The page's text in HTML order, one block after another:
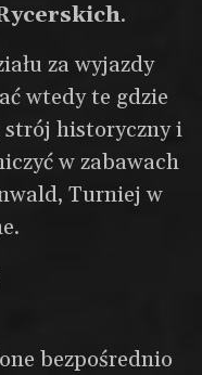
.
za wyjazdy
wtedy te gdzie
strój historyczny i
w zabawach
Turniej w
bezpośrednio